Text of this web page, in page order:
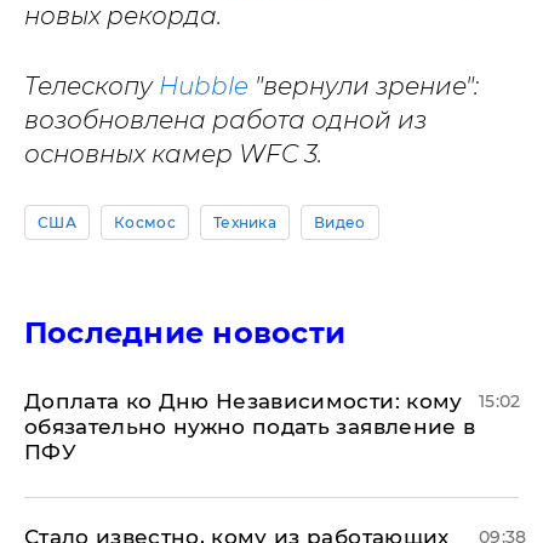
новых рекорда.
Телескопу Hubble "вернули зрение":
возобновлена работа одной из
основных камер WFC 3.
США Космос Техника Видео
Последние новости
Доплата ко Дню Независимости: кому
обязательно нужно подать заявление в
ПФУ
15:02
Стало известно, кому из работающих 09:38